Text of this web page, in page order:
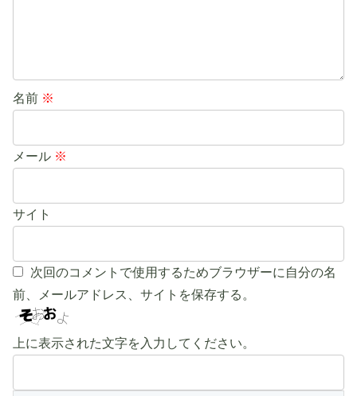
名前 ※
メール ※
サイト
次回のコメントで使用するためブラウザーに自分の名
前、メールアドレス、サイトを保存する。
上に表示された文字を入力してください。